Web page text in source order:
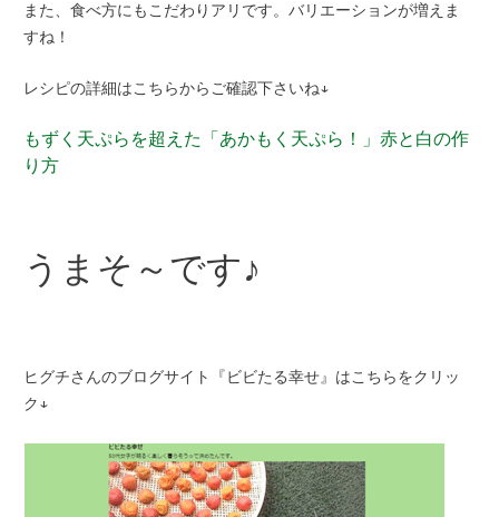
また、食べ方にもこだわりアリです。バリエーションが増えま
すね！
レシピの詳細はこちらからご確認下さいね↓
もずく天ぷらを超えた「あかもく天ぷら！」赤と白の作
り方
うまそ～です♪
ヒグチさんのブログサイト『ビビたる幸せ』はこちらをクリッ
ク↓